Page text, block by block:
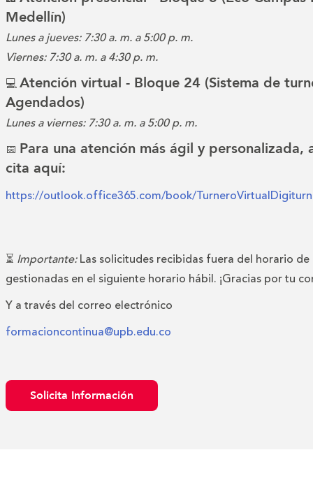
Medellín)
Lunes a jueves: 7:30 a. m. a 5:00 p. m.
Viernes: 7:30 a. m. a 4:30 p. m.
💻Atención virtual - Bloque 24 (Sistema de
Agendados)
Lunes a viernes: 7:30 a. m. a 5:00 p. m.
📅 Para una atención más ágil y personalizada,
cita aquí:
https://outlook.office365.com/book/
⏳ Importante:Las solicitudes recibidas fuera del horario de
gestionadas en el siguiente horario hábil. ¡Gracias por tu
Y a través del correo electrónico
formacioncontinua@upb.edu.co
Solicita Información